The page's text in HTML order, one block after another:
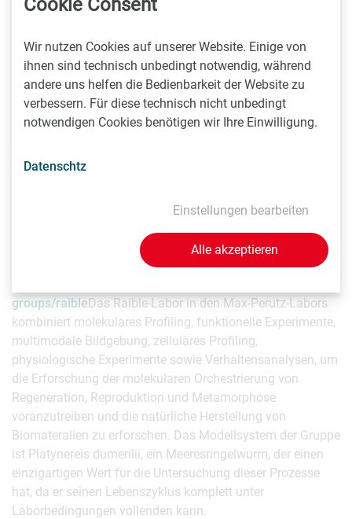
Abb. 3: Verschiedene Segmente der Borsten des
Meeresringelwurms Platynereis dumerilii. 3D-
Rekonstruktion aus mehr als 1000
elektronenmikroskopischen Aufnahmen. Klinge (links),
Klinge mit Gelenk (Mitte), Schaft (rechts). C: Ilya Belevich,
Universität Helsinki
Raible-Labor
groups/raibleDas Raible-Labor in den Max-Perutz-Labors
kombiniert molekulares Profiling, funktionelle Experimente,
multimodale Bildgebung, zelluläres Profiling,
physiologische Experimente sowie Verhaltensanalysen, um
die Erforschung der molekularen Orchestrierung von
Regeneration, Reproduktion und Metamorphose
voranzutreiben und die natürliche Herstellung von
Biomateralien zu erforschen. Das Modellsystem der Gruppe
ist Platynereis dumerilii, ein Meeresringelwurm, der einen
einzigartigen Wert für die Untersuchung dieser Prozesse
hat, da er seinen Lebenszyklus komplett unter
Laborbedingungen vollenden kann.
Wir nutzen Cookies auf unserer Website. Einige von
ihnen sind technisch unbedingt notwendig, während
andere uns helfen die Bedienbarkeit der Website zu
verbessern. Für diese technisch nicht unbedingt
notwendigen Cookies benötigen wir Ihre Einwilligung.
Datenschtz
Einstellungen bearbeiten
Alle akzeptieren